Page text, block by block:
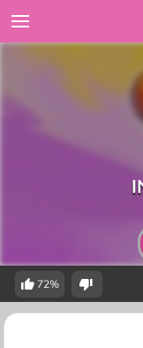
72%